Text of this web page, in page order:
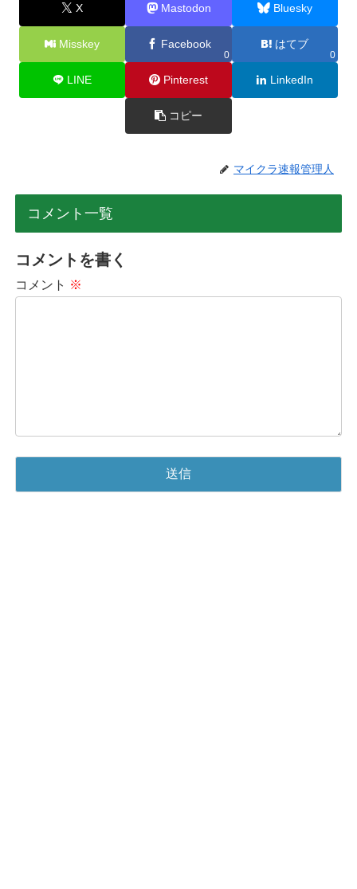
X Mastodon Bluesky
Misskey Facebook
0
はてブ
0
LINE Pinterest LinkedIn
コピー
マイクラ速報管理人
コメント一覧
コメントを書く
コメント ※